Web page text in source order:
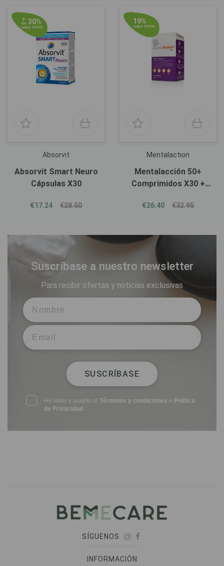
+
de 30%
sobre P.V.P.R
Absorvit
Absorvit Smart Neuro
Cápsulas X30
€17.24 €28.50
19%
sobre P.V.P.R
Mentalaction
Mentalacción 50+
Comprimidos X30 +
€26.40 €32.95
Suscríbase a nuestro newsletter
Para recibir ofertas y noticias exclusivas
SUSCRÍBASE
He leído y acepto elTérminos y condiciones e Política
de Privacidad
SÍGUENOS
INFORMACIÓN